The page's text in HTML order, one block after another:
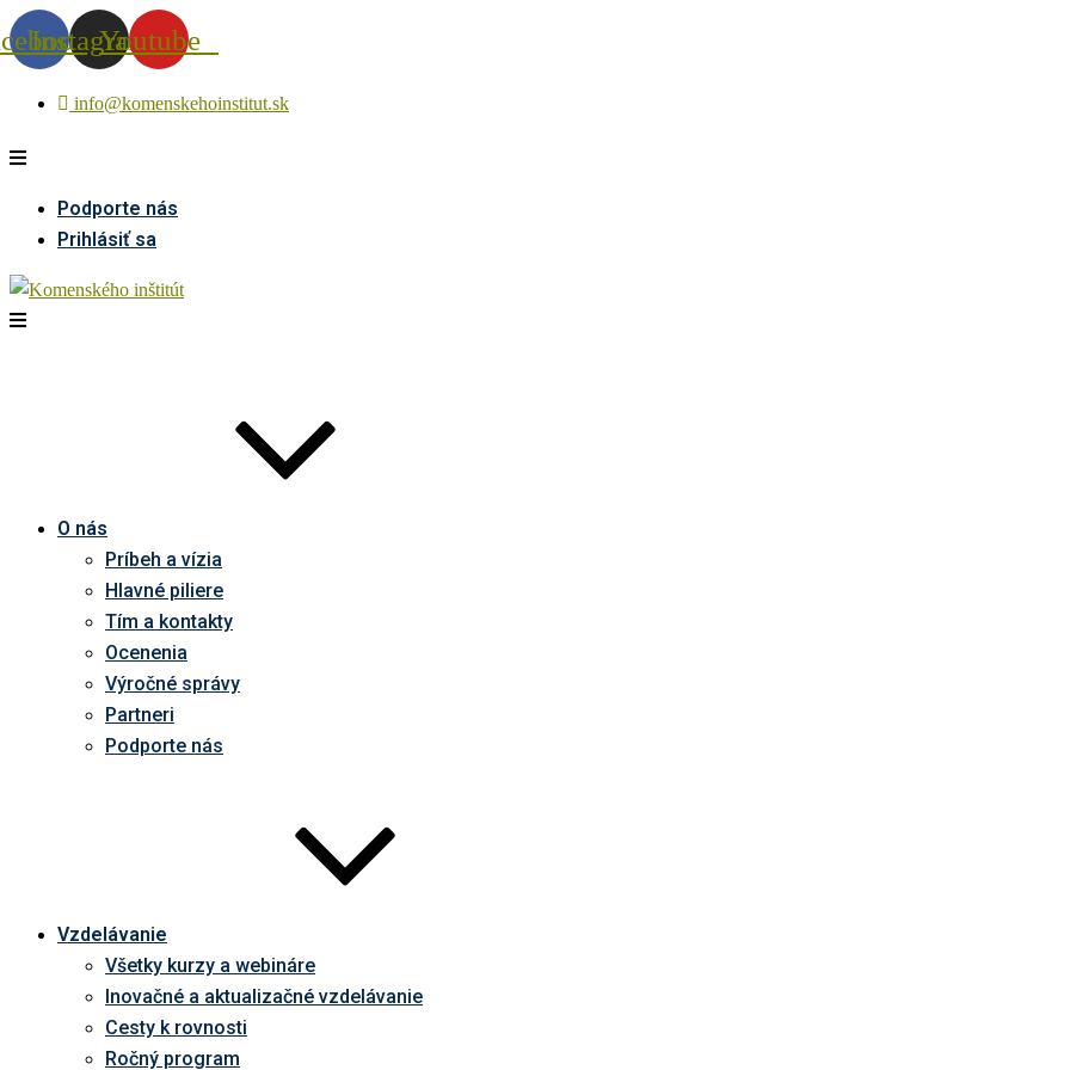
InstagramYoutube
info@komenskehoinstitut.sk
Podporte nás
Prihlásiť sa
O nás
Príbeh a vízia
Hlavné piliere
Tím a kontakty
Ocenenia
Výročné správy
Partneri
Podporte nás
Vzdelávanie
Všetky kurzy a webináre
Inovačné a aktualizačné vzdelávanie
Cesty k rovnosti
Ročný program